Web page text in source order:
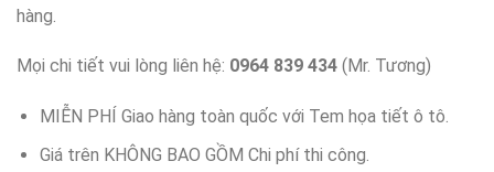
hàng.
Mọi chi tiết vui lòng liên hệ: 0964 839 434 (Mr. Tương)
MIỄN PHÍ Giao hàng toàn quốc với Tem họa tiết ô tô.
Giá trên KHÔNG BAO GỒM Chi phí thi công.